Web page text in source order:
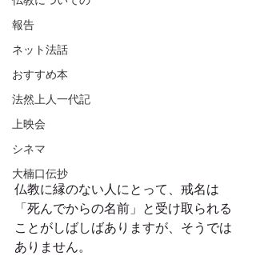
報告
ネット法話
おすすめ本
法然上人一代記
上映会
シネマ
大楠口伝抄
仏教に縁のない人にとって、戒名は
「死んでからの名前」と受け取られる
ことがしばしばありますが、そうでは
ありません。